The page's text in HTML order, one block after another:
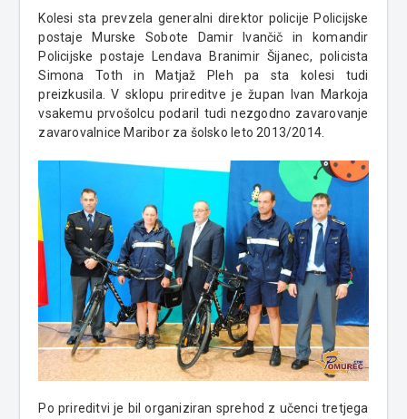
Kolesi sta prevzela generalni direktor policije Policijske
postaje Murske Sobote Damir Ivančič in komandir
Policijske postaje Lendava Branimir Šijanec, policista
Simona Toth in Matjaž Pleh pa sta kolesi tudi
preizkusila. V sklopu prireditve je župan Ivan Markoja
vsakemu prvošolcu podaril tudi nezgodno zavarovanje
zavarovalnice Maribor za šolsko leto 2013/2014.
Po prireditvi je bil organiziran sprehod z učenci tretjega